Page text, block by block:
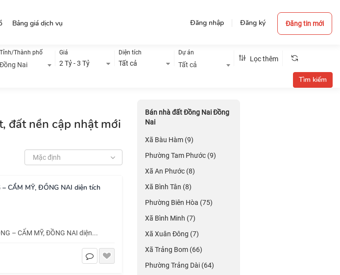
Đăng nhập Đăng ký Đăng tin mới
Bảng giá dịch vụ
Tỉnh/Thành phố
Đồng Nai
Giá
2 Tỷ - 3 Tỷ
Diện tích
Tất cả
Dự án
Tất cả
Lọc thêm
đất nền cập nhật mới
Mặc định
– CẨM MỸ, ĐỒNG NAI diện...
Bán nhà đất Đồng Nai Đồng
Nai
Xã Bàu Hàm (9)
Phường Tam Phước (9)
Xã An Phước (8)
Xã Bình Tân (8)
Phường Biên Hòa (75)
Xã Bình Minh (7)
Xã Xuân Đông (7)
Xã Trảng Bom (66)
Phường Trảng Dài (64)